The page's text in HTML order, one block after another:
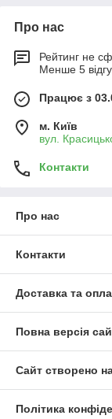
Про нас
Рейтинг не
Менше 5
Працює з
м. Київ
вул.
Контакти
Про нас
Контакти
Доставка та
Повна версія
Сайт створено
Політика